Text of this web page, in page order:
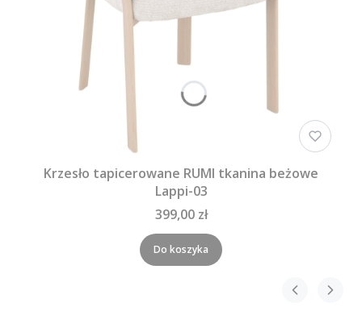
Krzesło tapicerowane RUMI tkanina beżowe
Lappi-03
399,00 zł
Do koszyka